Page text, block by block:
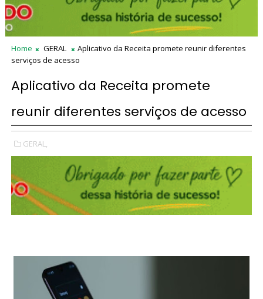
Home GERAL
Aplicativo da Receita promete reunir diferentes
serviços de acesso
Aplicativo da Receita promete
reunir diferentes serviços de acesso
GERAL,